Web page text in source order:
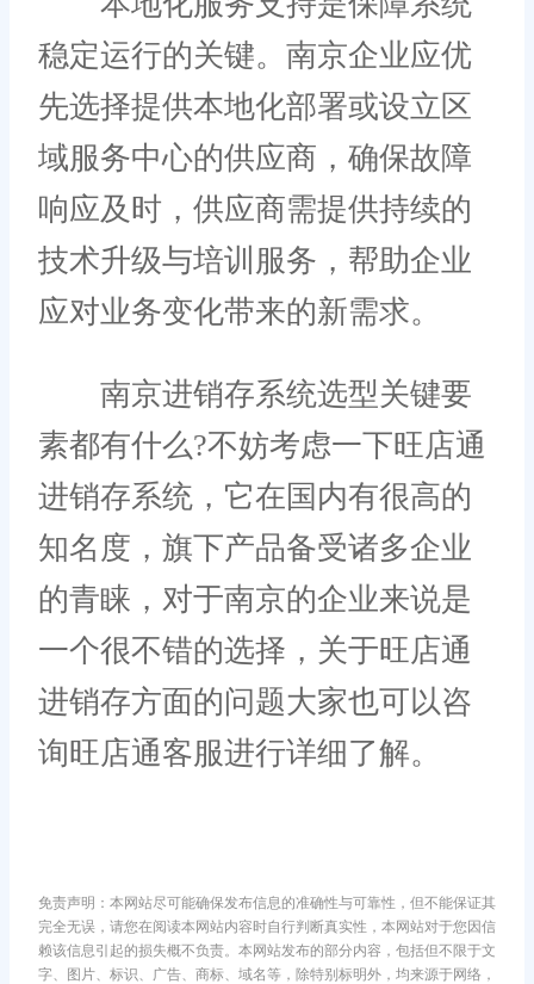
稳定运行的关键。南京企业应优
先选择提供本地化部署或设立区
域服务中心的供应商，确保故障
响应及时，供应商需提供持续的
技术升级与培训服务，帮助企业
应对业务变化带来的新需求。
南京进销存系统选型关键要
素都有什么?不妨考虑一下旺店通
进销存系统，它在国内有很高的
知名度，旗下产品备受诸多企业
的青睐，对于南京的企业来说是
一个很不错的选择，关于旺店通
进销存方面的问题大家也可以咨
询旺店通客服进行详细了解。
免责声明：本网站尽可能确保发布信息的准确性与可靠性，但不能保证其
完全无误，请您在阅读本网站内容时自行判断真实性，本网站对于您因信
赖该信息引起的损失概不负责。本网站发布的部分内容，包括但不限于文
字、图片、标识、广告、商标、域名等，除特别标明外，均来源于网络，